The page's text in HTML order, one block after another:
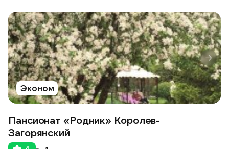
Эконом
Пансионат «Родник» Королев-
Загорянский